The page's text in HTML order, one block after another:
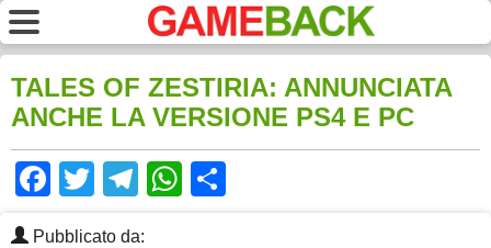
TALES OF ZESTIRIA: ANNUNCIATA
ANCHE LA VERSIONE PS4 E PC
Facebook
TwitterTelegram
WhatsApp
Pubblicato da: